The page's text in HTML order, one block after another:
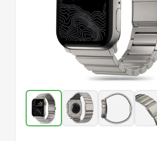
Řemínek
Tech-
Protect
SteelBand
pro
Apple
Watch
9